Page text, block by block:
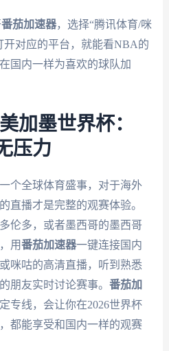
番茄加速器，选择“腾讯体育/咪
开对应的平台，就能看NBA的
国内一样为喜欢的球队加
加墨世界杯：
压力
个全球体育盛事，对于海外
直播才是完整的观赛体验。
伦多，或者墨西哥的墨西哥
用番茄加速器一键连接国内
咪咕的高清直播，听到熟悉
朋友实时讨论赛事。 番茄加
专线，会让你在2026世界杯
都能享受和国内一样的观赛